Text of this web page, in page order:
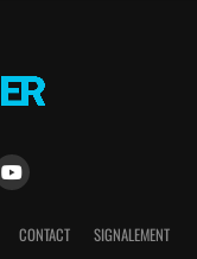
CONTACT SIGNALEMENT